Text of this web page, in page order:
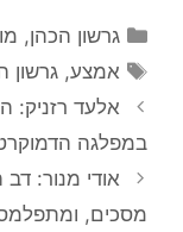
קטגוריות
גרשון הכהן,
תגיות
אמצע,גרשון
אלעד רזניק:
במפלגה
אודי מנור:
מסכים,